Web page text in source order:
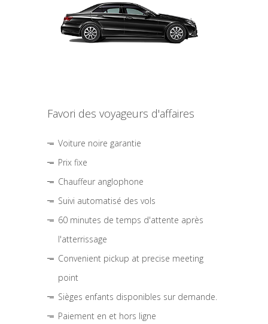
Favori des voyageurs d'affaires
Voiture noire garantie
Prix fixe
Chauffeur anglophone
Suivi automatisé des vols
60 minutes de temps d'attente après
l'atterrissage
Convenient pickup at precise meeting
point
Sièges enfants disponibles sur demande.
Paiement en et hors ligne